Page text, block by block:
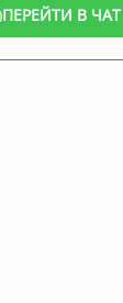
ПЕРЕЙТИ В ЧАТ